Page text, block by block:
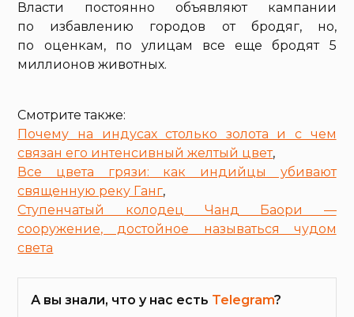
Власти постоянно объявляют кампании
по избавлению городов от бродяг, но,
по оценкам, по улицам все еще бродят 5
миллионов животных.
Смотрите также:
Почему на индусах столько золота и с чем
связан его интенсивный желтый цвет,
Все цвета грязи: как индийцы убивают
священную реку Ганг,
Ступенчатый колодец Чанд Баори —
сооружение, достойное называться чудом
света
А вы знали, что у нас есть Telegram?